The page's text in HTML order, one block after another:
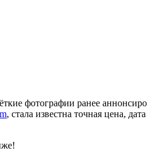
фотографии ранее
, стала известна точная цена,